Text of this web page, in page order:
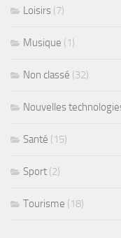
Loisirs (7)
Musique (1)
Non classé (32)
Nouvelles
Santé (15)
Sport (2)
Tourisme (18)